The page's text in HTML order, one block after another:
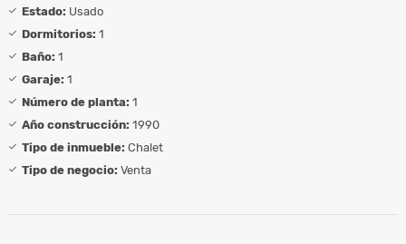
Estado: Usado
Dormitorios: 1
Baño: 1
Garaje: 1
Número de planta: 1
Año construcción: 1990
Tipo de inmueble: Chalet
Tipo de negocio: Venta